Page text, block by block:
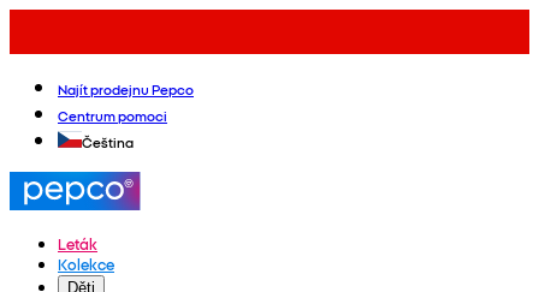
Najít prodejnu Pepco
Centrum pomoci
Čeština
Leták
Kolekce
Děti